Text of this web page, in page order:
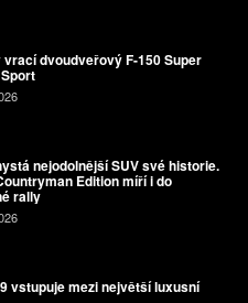
vrací dvoudveřový F-150 Super
nejodolnější SUV své historie.
Edition míří i do
rally
vstupuje mezi největší luxusní